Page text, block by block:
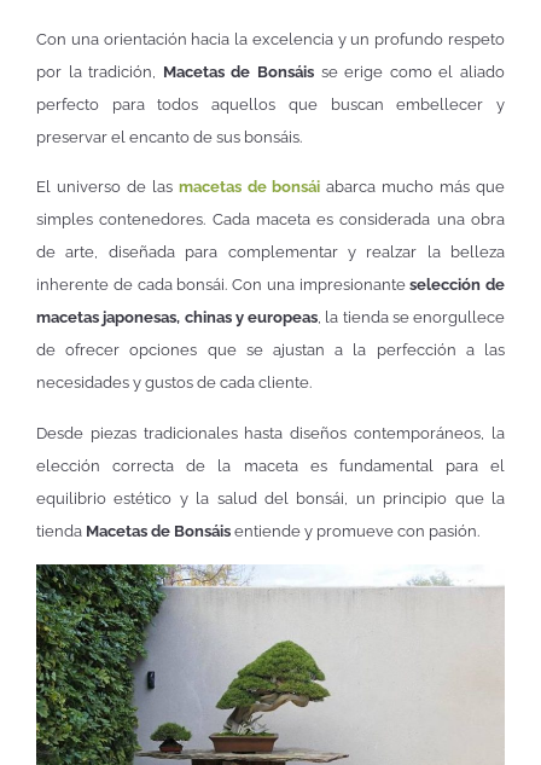
Con una orientación hacia la excelencia y un profundo respeto
por la tradición, Macetas de Bonsáis se erige como el aliado
perfecto para todos aquellos que buscan embellecer y
preservar el encanto de sus bonsáis.
El universo de las macetas de bonsái abarca mucho más que
simples contenedores. Cada maceta es considerada una obra
de arte, diseñada para complementar y realzar la belleza
inherente de cada bonsái. Con una impresionanteselección de
macetas japonesas, chinas y europeas, la tienda se enorgullece
de ofrecer opciones que se ajustan a la perfección a las
necesidades y gustos de cada cliente.
Desde piezas tradicionales hasta diseños contemporáneos, la
elección correcta de la maceta es fundamental para el
equilibrio estético y la salud del bonsái, un principio que la
tienda Macetas de Bonsáis entiende y promueve con pasión.